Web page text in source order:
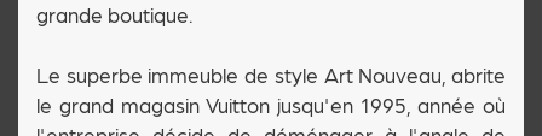
grande boutique.
Le superbe immeuble de style Art Nouveau, abrite
le grand magasin Vuitton jusqu'en 1995, année où